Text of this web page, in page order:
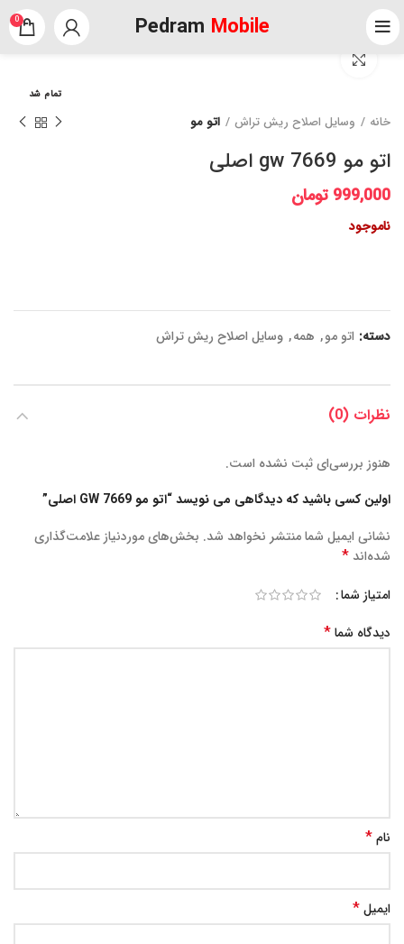
Pedram Mobile
0
تمام شد
خانه وسایل اصلاح ریش تراش اتو مو
اتو مو gw 7669 اصلی
999,000 تومان
ناموجود
دسته: اتو مو, همه, وسایل اصلاح ریش تراش
نظرات (0)
هنوز بررسی‌ای ثبت نشده است.
اولین کسی باشید که دیدگاهی می نویسد “اتو مو GW 7669 اصلی”
نشانی ایمیل شما منتشر نخواهد شد. بخش‌های موردنیاز علامت‌گذاری
شده‌اند *
امتیاز شما
دیدگاه شما*
نام*
ایمیل*